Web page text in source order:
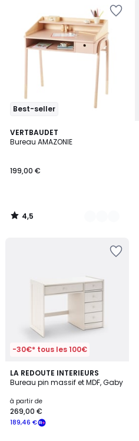
Best-seller
VERTBAUDET
Bureau AMAZONIE
199,00 €
4,5
/ 5
2
Couleurs
4,5
/
-30€* tous les 100€
LA REDOUTE INTERIEURS
Bureau pin massif et MDF, Gaby
à partir de
189,46 €
269,00 €
3,9
/ 5
2
Couleurs